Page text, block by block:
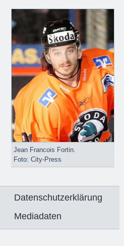
Jean Francois Fortin.
Foto: City-Press
Datenschutzerklärung
Mediadaten